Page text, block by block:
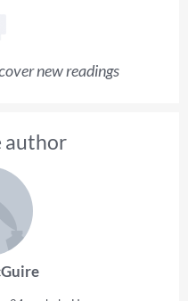
new readings
author